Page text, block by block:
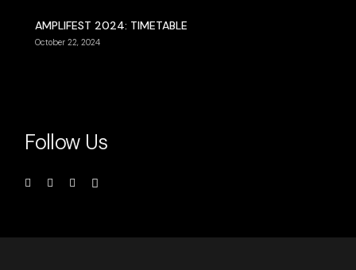
AMPLIFEST 2024: TIMETABLE
October 22, 2024
Follow Us